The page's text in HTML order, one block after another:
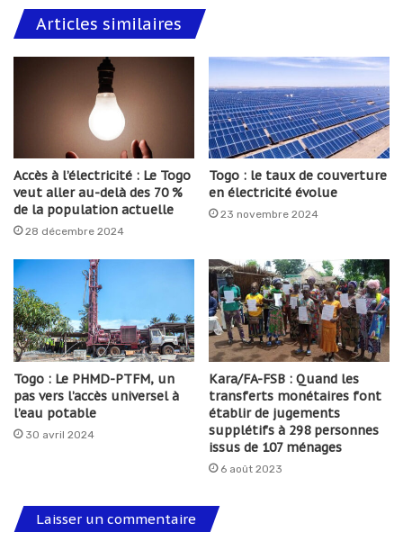
Articles similaires
Accès à l’électricité : Le Togo
veut aller au-delà des 70 %
de la population actuelle
28 décembre 2024
Togo : le taux de couverture
en électricité évolue
23 novembre 2024
Togo : Le PHMD-PTFM, un
pas vers l’accès universel à
l’eau potable
30 avril 2024
Kara/FA-FSB : Quand les
transferts monétaires font
établir de jugements
supplétifs à 298 personnes
issus de 107 ménages
6 août 2023
Laisser un commentaire